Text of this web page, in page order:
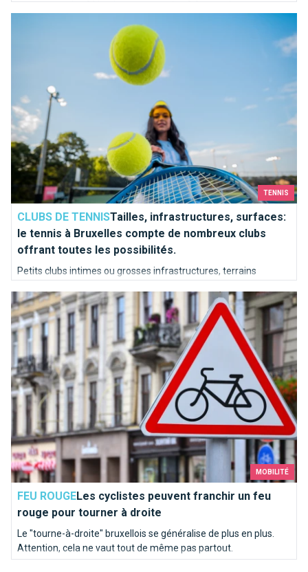
mon entreprise ? Livraison ou occasion ? A vous de vous
TENNIS
CLUBS DE TENNISTailles, infrastructures, surfaces:
le tennis à Bruxelles compte de nombreux clubs
offrant toutes les possibilités.
Petits clubs intimes ou grosses infrastructures, terrains
Tailles, infrastructures, surfaces: le tennis à Bruxelles
MOBILITÉ
FEU ROUGELes cyclistes peuvent franchir un feu
rouge pour tourner à droite
Le "tourne-à-droite" bruxellois se généralise de plus en plus.
Attention, cela ne vaut tout de même pas partout.
Les cyclistes peuvent franchir un feu rouge pour tourner à